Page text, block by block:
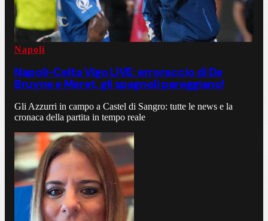
Napoli
Napoli-Celta Vigo LIVE: erroraccio di De
Bruyne e Meret, gli spagnoli pareggiano!
Gli Azzurri in campo a Castel di Sangro: tutte le news e la
cronaca della partita in tempo reale